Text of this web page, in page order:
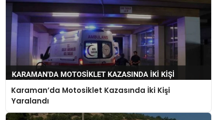
Karaman’da Motosiklet Kazasında İki Kişi
Yaralandı